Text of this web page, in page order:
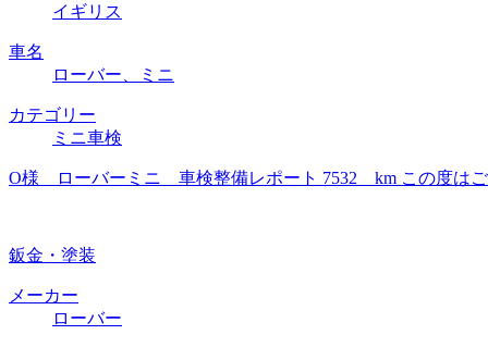
イギリス
車名
ローバー、ミニ
カテゴリー
ミニ車検
O様 ローバーミニ 車検整備レポート 7532 km この度はご
鈑金・塗装
メーカー
ローバー